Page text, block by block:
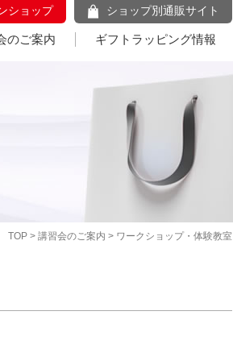
ショップ ショップ別通販サイト
のご案内 ギフトラッピング情報
TOP > 講習会のご案内 > ワークショップ・体験教室